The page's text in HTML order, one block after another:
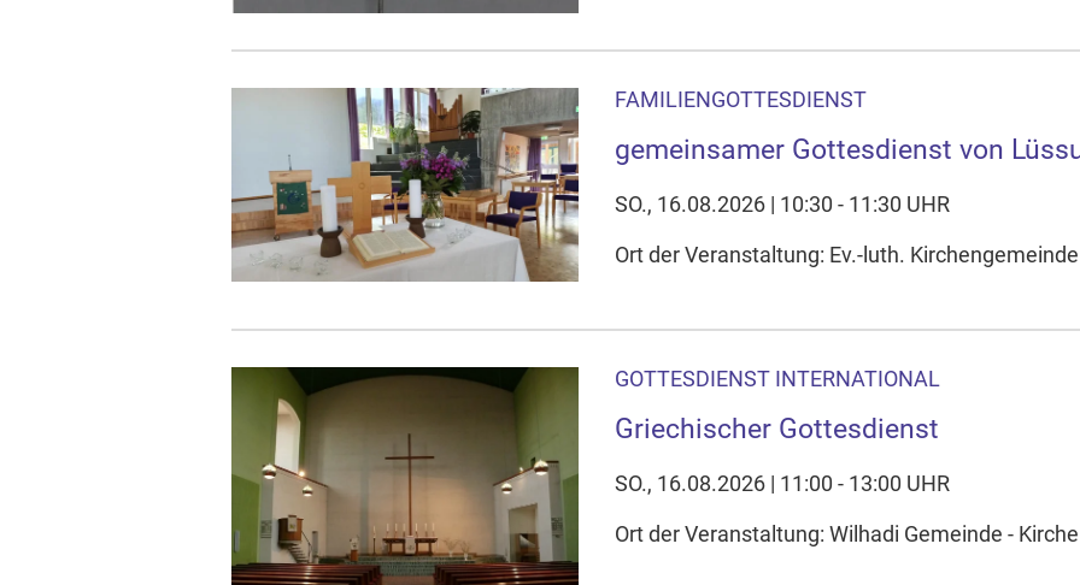
FAMILIENGOTTESDIENST
gemeinsamer Gottesdienst von
SO., 16.08.2026 | 10:30 - 11:30 UHR
Ort der Veranstaltung: Ev.-luth.
GOTTESDIENST INTERNATIONAL
Griechischer Gottesdienst
SO., 16.08.2026 | 11:00 - 13:00 UHR
Ort der Veranstaltung: Wilhadi Gemeinde - Kirche